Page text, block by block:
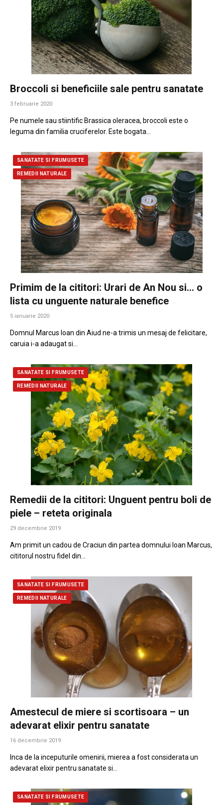
Broccoli si beneficiile sale pentru sanatate
3 februarie 2020
Pe numele sau stiintific Brassica oleracea, broccoli este o
leguma din familia cruciferelor. Este bogata…
SANATATE SI FRUMUSETE
REMEDII NATURALE
Primim de la cititori: Urari de An Nou si… o
lista cu unguente naturale benefice
5 ianuarie 2020
Domnul Marcus Ioan din Aiud ne-a trimis un mesaj de felicitare,
caruia i-a adaugat si…
SANATATE SI FRUMUSETE
REMEDII NATURALE
Remedii de la cititori: Unguent pentru boli de
piele – reteta originala
29 decembrie 2019
Am primit un cadou de Craciun din partea domnului Ioan Marcus,
cititorul nostru fidel din…
SANATATE SI FRUMUSETE
REMEDII NATURALE
Amestecul de miere si scortisoara – un
adevarat elixir pentru sanatate
16 decembrie 2019
Inca de la inceputurile omenirii, mierea a fost considerata un
adevarat elixir pentru sanatate si…
SANATATE SI FRUMUSETE